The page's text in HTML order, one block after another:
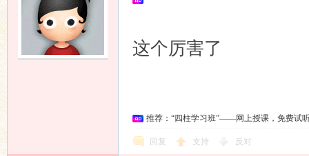
这个厉害了
推荐：“四柱学习班”——网上授课，免费试
回复 支持 反对